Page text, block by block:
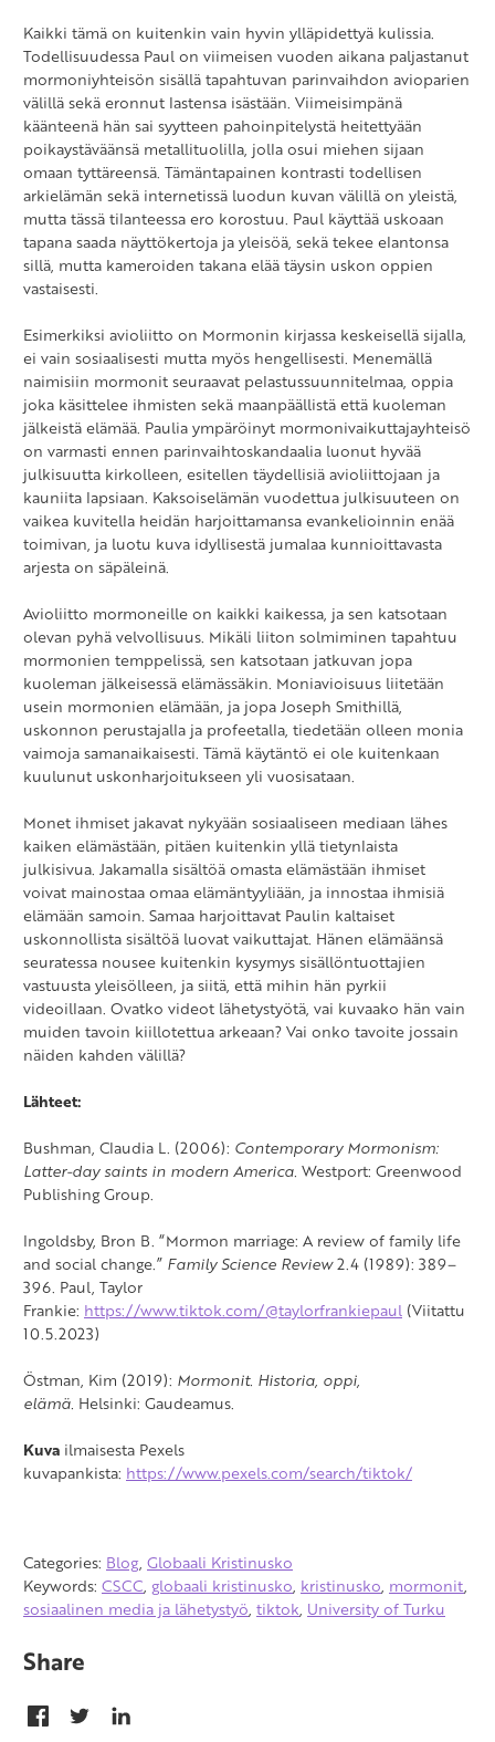
Kaikki tämä on kuitenkin vain hyvin ylläpidettyä kulissia.
Todellisuudessa Paul on viimeisen vuoden aikana paljastanut
mormoniyhteisön sisällä tapahtuvan parinvaihdon avioparien
välillä sekä eronnut lastensa isästään. Viimeisimpänä
käänteenä hän sai syytteen pahoinpitelystä heitettyään
poikaystäväänsä metallituolilla, jolla osui miehen sijaan
omaan tyttäreensä. Tämäntapainen kontrasti todellisen
arkielämän sekä internetissä luodun kuvan välillä on yleistä,
mutta tässä tilanteessa ero korostuu. Paul käyttää uskoaan
tapana saada näyttökertoja ja yleisöä, sekä tekee elantonsa
sillä, mutta kameroiden takana elää täysin uskon oppien
vastaisesti.
Esimerkiksi avioliitto on Mormonin kirjassa keskeisellä sijalla,
ei vain sosiaalisesti mutta myös hengellisesti. Menemällä
naimisiin mormonit seuraavat pelastussuunnitelmaa, oppia
joka käsittelee ihmisten sekä maanpäällistä että kuoleman
jälkeistä elämää. Paulia ympäröinyt mormonivaikuttajayhteisö
on varmasti ennen parinvaihtoskandaalia luonut hyvää
julkisuutta kirkolleen, esitellen täydellisiä avioliittojaan ja
kauniita lapsiaan. Kaksoiselämän vuodettua julkisuuteen on
vaikea kuvitella heidän harjoittamansa evankelioinnin enää
toimivan, ja luotu kuva idyllisestä jumalaa kunnioittavasta
arjesta on säpäleinä.
Avioliitto mormoneille on kaikki kaikessa, ja sen katsotaan
olevan pyhä velvollisuus. Mikäli liiton solmiminen tapahtuu
mormonien temppelissä, sen katsotaan jatkuvan jopa
kuoleman jälkeisessä elämässäkin. Moniavioisuus liitetään
usein mormonien elämään, ja jopa Joseph Smithillä,
uskonnon perustajalla ja profeetalla, tiedetään olleen monia
vaimoja samanaikaisesti. Tämä käytäntö ei ole kuitenkaan
kuulunut uskonharjoitukseen yli vuosisataan.
Monet ihmiset jakavat nykyään sosiaaliseen mediaan lähes
kaiken elämästään, pitäen kuitenkin yllä tietynlaista
julkisivua. Jakamalla sisältöä omasta elämästään ihmiset
voivat mainostaa omaa elämäntyyliään, ja innostaa ihmisiä
elämään samoin. Samaa harjoittavat Paulin kaltaiset
uskonnollista sisältöä luovat vaikuttajat. Hänen elämäänsä
seuratessa nousee kuitenkin kysymys sisällöntuottajien
vastuusta yleisölleen, ja siitä, että mihin hän pyrkii
videoillaan. Ovatko videot lähetystyötä, vai kuvaako hän vain
muiden tavoin kiillotettua arkeaan? Vai onko tavoite jossain
näiden kahden välillä?
Lähteet:
Bushman, Claudia L. (2006): Contemporary Mormonism:
Latter-day saints in modern America. Westport: Greenwood
Publishing Group.
Ingoldsby, Bron B. “Mormon marriage: A review of family life
and social change.” Family Science Review2.4 (1989): 389–
396. Paul, Taylor
Frankie: https://www.tiktok.com/@taylorfrankiepaul (Viitattu
10.5.2023)
Östman, Kim (2019): Mormonit. Historia, oppi,
elämä. Helsinki: Gaudeamus.
Kuva ilmaisesta Pexels
kuvapankista: https://www.pexels.com/search/tiktok/
Categories: Blog, Globaali Kristinusko
Keywords: CSCC, globaali kristinusko, kristinusko, mormonit,
sosiaalinen media ja lähetystyö, tiktok, University of Turku
Share